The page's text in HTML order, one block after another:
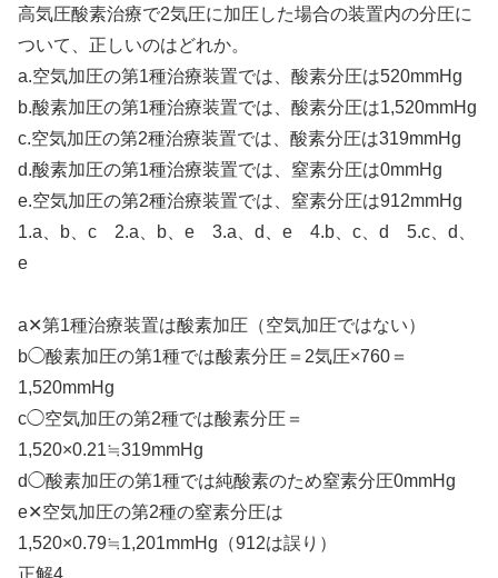
高気圧酸素治療で2気圧に加圧した場合の装置内の分圧に
ついて、正しいのはどれか。
a.空気加圧の第1種治療装置では、酸素分圧は520mmHg
b.酸素加圧の第1種治療装置では、酸素分圧は1,520mmHg
c.空気加圧の第2種治療装置では、酸素分圧は319mmHg
d.酸素加圧の第1種治療装置では、窒素分圧は0mmHg
e.空気加圧の第2種治療装置では、窒素分圧は912mmHg
1.a、b、c 2.a、b、e 3.a、d、e 4.b、c、d 5.c、d、
e
a✕第1種治療装置は酸素加圧（空気加圧ではない）
b◯酸素加圧の第1種では酸素分圧＝2気圧×760＝
1,520mmHg
c◯空気加圧の第2種では酸素分圧＝
1,520×0.21≒319mmHg
d◯酸素加圧の第1種では純酸素のため窒素分圧0mmHg
e✕空気加圧の第2種の窒素分圧は
1,520×0.79≒1,201mmHg（912は誤り）
正解4